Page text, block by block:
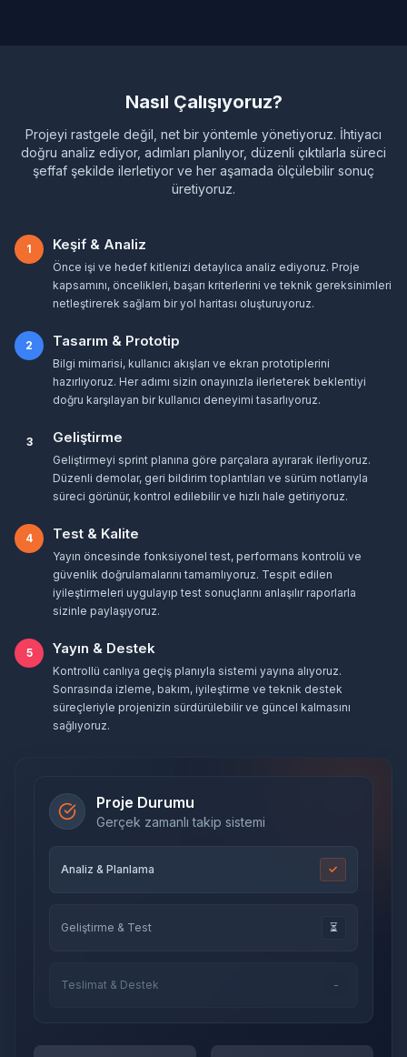
Nasıl Çalışıyoruz?
Projeyi rastgele değil, net bir yöntemle yönetiyoruz. İhtiyacı
doğru analiz ediyor, adımları planlıyor, düzenli çıktılarla süreci
şeffaf şekilde ilerletiyor ve her aşamada ölçülebilir sonuç
üretiyoruz.
1 Keşif & Analiz
Önce işi ve hedef kitlenizi detaylıca analiz ediyoruz. Proje
kapsamını, öncelikleri, başarı kriterlerini ve teknik gereksinimleri
netleştirerek sağlam bir yol haritası oluşturuyoruz.
2 Tasarım & Prototip
Bilgi mimarisi, kullanıcı akışları ve ekran prototiplerini
hazırlıyoruz. Her adımı sizin onayınızla ilerleterek beklentiyi
doğru karşılayan bir kullanıcı deneyimi tasarlıyoruz.
3 Geliştirme
Geliştirmeyi sprint planına göre parçalara ayırarak ilerliyoruz.
Düzenli demolar, geri bildirim toplantıları ve sürüm notlarıyla
süreci görünür, kontrol edilebilir ve hızlı hale getiriyoruz.
4 Test & Kalite
Yayın öncesinde fonksiyonel test, performans kontrolü ve
güvenlik doğrulamalarını tamamlıyoruz. Tespit edilen
iyileştirmeleri uygulayıp test sonuçlarını anlaşılır raporlarla
sizinle paylaşıyoruz.
5 Yayın & Destek
Kontrollü canlıya geçiş planıyla sistemi yayına alıyoruz.
Sonrasında izleme, bakım, iyileştirme ve teknik destek
süreçleriyle projenizin sürdürülebilir ve güncel kalmasını
sağlıyoruz.
Proje Durumu
Gerçek zamanlı takip sistemi
Analiz & Planlama ✓
Geliştirme & Test ⏳
Teslimat & Destek -